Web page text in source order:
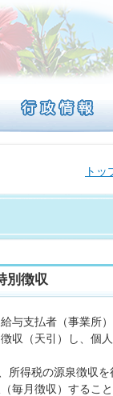
トッ
別徴収
与支払者（事業所
収（天引）し、
得税の源泉徴収
毎月徴収）するこ